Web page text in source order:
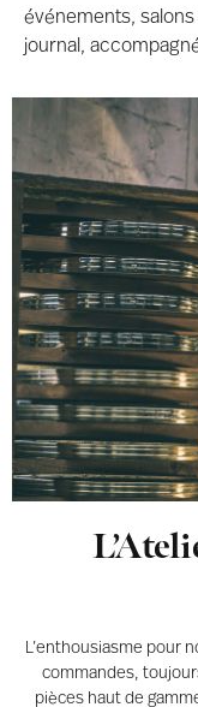
événements,
journal,
L’enthousiasme pour
commandes,
pièces haut de